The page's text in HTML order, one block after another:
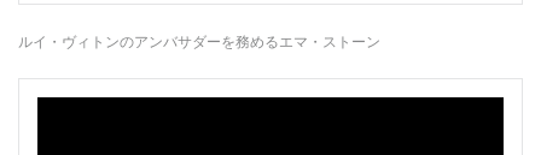
ルイ・ヴィトンのアンバサダーを務めるエマ・ストーン